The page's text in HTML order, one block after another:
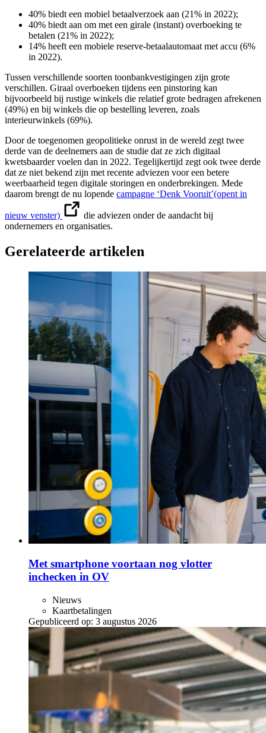
40% biedt een mobiel betaalverzoek aan (21% in 2022);
40% biedt aan om met een girale (instant) overboeking te
betalen (21% in 2022);
14% heeft een mobiele reserve-betaalautomaat met accu (6%
in 2022).
Tussen verschillende soorten toonbankvestigingen zijn grote
verschillen. Giraal overboeken tijdens een pinstoring kan
bijvoorbeeld bij rustige winkels die relatief grote bedragen afrekenen
(49%) en bij winkels die op bestelling leveren, zoals
interieurwinkels (69%).
Door de toegenomen geopolitieke onrust in de wereld zegt twee
derde van de deelnemers aan de studie dat ze zich digitaal
kwetsbaarder voelen dan in 2022. Tegelijkertijd zegt ook twee derde
dat ze niet bekend zijn met recente adviezen voor een betere
weerbaarheid tegen digitale storingen en onderbrekingen. Mede
daarom brengt de nu lopende campagne ‘Denk Vooruit’(opent in
nieuw venster)
die adviezen onder de aandacht bij
ondernemers en organisaties.
Gerelateerde artikelen
Met smartphone voortaan nog vlotter
inchecken in OV
Nieuws
Kaartbetalingen
Gepubliceerd op: 3 augustus 2026